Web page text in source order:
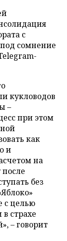
с
сомнение
кукловодов
–
при этом
как
и
на
без
с целью
страхе
– говорит